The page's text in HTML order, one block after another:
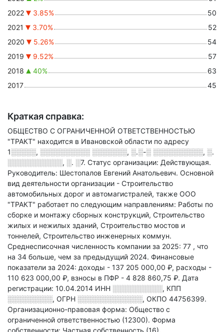
2022
3.85%
50
2021
3.70%
52
2020
5.26%
54
2019
9.52%
57
2018
40%
63
2017
45
Краткая справка:
ОБЩЕСТВО С ОГРАНИЧЕННОЙ ОТВЕТСТВЕННОСТЬЮ
"ТРАКТ" находится в Ивановской области по адресу
1░░░░░, ░░░░░░░░░░ ░░░░░░░, ░.░-░ ░░░░░░░░░░, ░.
░░░░░░░░░░░, ░. ░7. Статус организации: Действующая.
Руководитель: Шестопалов Евгений Анатольевич. Основной
вид деятельности организации - Строительство
автомобильных дорог и автомагистралей, также ООО
"ТРАКТ" работает по следующим направлениям: Работы по
сборке и монтажу сборных конструкций, Строительство
жилых и нежилых зданий, Строительство мостов и
тоннелей, Строительство инженерных коммун.
Среднесписочная численность компании за 2025: 77 , что
на 34 больше, чем за предыдущий 2024. Финансовые
показатели за 2024: доходы - 137 205 000,00 ₽, расходы -
110 623 000,00 ₽, взносы в ПФР - 4 828 860,75 ₽. Дата
регистрации: 10.04.2014 ИНН ░░░░░░░░░░, КПП
░░░░░░░░░, ОГРН ░░░░░░░░░░░░░, ОКПО 44756399.
Организационно-правовая форма: Общество с
ограниченной ответственностью (12300). Форма
собственности: Частная собственность (16).